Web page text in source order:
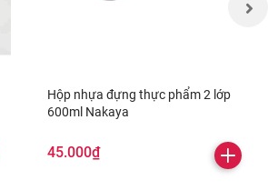
Hộp nhựa đựng thực phẩm 2 lớp
600ml Nakaya
45.000₫